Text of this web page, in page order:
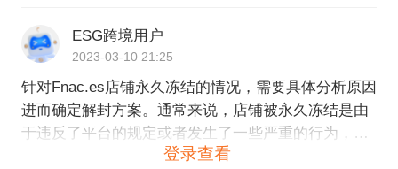
开店、运营等跨境电商服务的公司，可以为您提供专
业的指导和帮助。
ESG跨境用户
2023-03-10 21:25
针对Fnac.es店铺永久冻结的情况，需要具体分析原因
进而确定解封方案。通常来说，店铺被永久冻结是由
于违反了平台的规定或者发生了一些严重的行为，如
欺诈、侵权、违禁品等行为。如果您确信自己没有进
登录查看